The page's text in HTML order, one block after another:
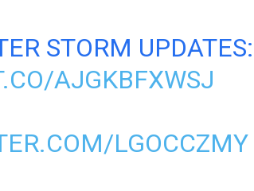
STORM UPDATES:
AJGKBFXWSJ
LGOCCZMY